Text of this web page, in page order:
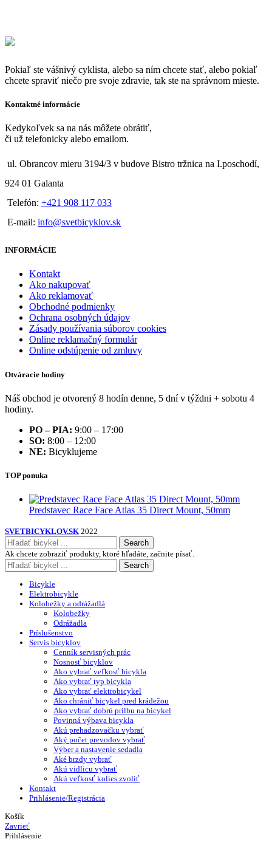
Pokiaľ ste vášnivý cyklista, alebo sa ním chcete stať, alebo pokiaľ
chcete spraviť niečo pre svoje zdravie, tak ste na správnom mieste.
Kontaktné informácie
Kedykoľvek sa na nás môžete obrátiť,
či už telefonicky alebo emailom.
ul. Obrancov mieru 3194/3 v budove Bistro tržnica na I.poschodí,
924 01 Galanta
Telefón: +421 908 117 033
E-mail: info@svetbicyklov.sk
INFORMÁCIE
Kontakt
Ako nakupovať
Ako reklamovať
Obchodné podmienky
Ochrana osobných údajov
Zásady používania súborov cookies
Online reklamačný formulár
Online odstúpenie od zmluvy
Otváracie hodiny
Náš obchod je otvorený 8 hodín denne, 5 dní v týždni + sobotu 4
hodiny.
PO – PIA: 9:00 – 17:00
SO: 8:00 – 12:00
NE: Bicyklujeme
TOP ponuka
Predstavec Race Face Atlas 35 Direct Mount, 50mm
SVETBICYKLOV.SK 2022
Search
Ak chcete zobraziť produkty, ktoré hľadáte, začnite písať.
Search
Bicykle
Elektrobicykle
Kolobežky a odrážadlá
Kolobežky
Odrážadla
Príslušenstvo
Servis bicyklov
Cenník servisných prác
Nosnosť bicyklov
Ako vybrať veľkosť bicykla
Ako vybrať typ bicykla
Ako vybrať elektrobicykel
Ako chrániť bicykel pred krádežou
Ako vybrať dobrú prilbu na bicykel
Povinná výbava bicykla
Akú prehadzovačku vybrať
Aký počet prevodov vybrať
Výber a nastavenie sedadla
Aké brzdy vybrať
Akú vidlicu vybrať
Akú veľkosť kolies zvoliť
Kontakt
Prihlásenie/Registrácia
Košík
Zavrieť
Prihlásenie